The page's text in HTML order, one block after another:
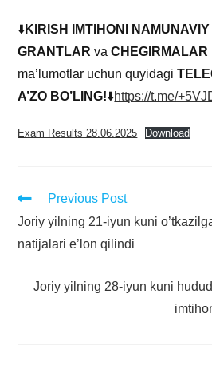
⬇️KIRISH IMTIHONI
GRANTLAR vaCHEGIRMALAR
ma’lumotlar uchun quyidagi
A’ZO BO’LING!⬇️https://t.me/
Exam Results 28.06.2025 Download
Previous Post
Joriy yilning 21-iyun kuni
natijalari e’lon qilindi
Joriy yilning 28-iyun kuni